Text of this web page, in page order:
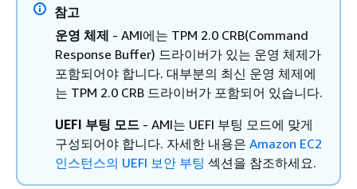
참고
운영 체제 - AMI에는 TPM 2.0 CRB(Command
Response Buffer) 드라이버가 있는 운영 체제가
포함되어야 합니다. 대부분의 최신 운영 체제에
는 TPM 2.0 CRB 드라이버가 포함되어 있습니다.
UEFI 부팅 모드 - AMI는 UEFI 부팅 모드에 맞게
구성되어야 합니다. 자세한 내용은 Amazon EC2
인스턴스의 UEFI 보안 부팅 섹션을 참조하세요.